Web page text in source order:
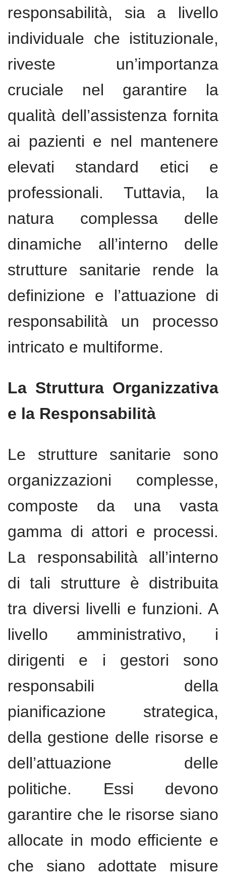
responsabilità, sia a livello
individuale che istituzionale,
riveste un’importanza
cruciale nel garantire la
qualità dell’assistenza fornita
ai pazienti e nel mantenere
elevati standard etici e
professionali. Tuttavia, la
natura complessa delle
dinamiche all’interno delle
strutture sanitarie rende la
definizione e l’attuazione di
responsabilità un processo
intricato e multiforme.
La Struttura Organizzativa
e la Responsabilità
Le strutture sanitarie sono
organizzazioni complesse,
composte da una vasta
gamma di attori e processi.
La responsabilità all’interno
di tali strutture è distribuita
tra diversi livelli e funzioni. A
livello amministrativo, i
dirigenti e i gestori sono
responsabili della
pianificazione strategica,
della gestione delle risorse e
dell’attuazione delle
politiche. Essi devono
garantire che le risorse siano
allocate in modo efficiente e
che siano adottate misure